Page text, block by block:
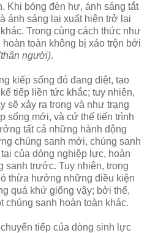
Khi bóng đèn hư, ánh sáng tắt
ánh sáng lại xuất hiện trở lại
Trong cùng cách thức như
toàn không bị xáo trộn bởi
người).
kiếp sống đó đang diệt, tạo
tiếp liền tức khắc; tuy nhiên,
sẽ xảy ra trong và như trạng
sống mới, và cứ thế tiến trình
tất cả những hành động
chúng sanh mới, chúng sanh
của dòng nghiệp lực, hoàn
sanh trước. Tuy nhiên, trong
thừa hưởng những điều kiện
quá khứ giống vậy; bởi thế,
chúng sanh hoàn toàn khác.
tiếp của dòng sinh lực